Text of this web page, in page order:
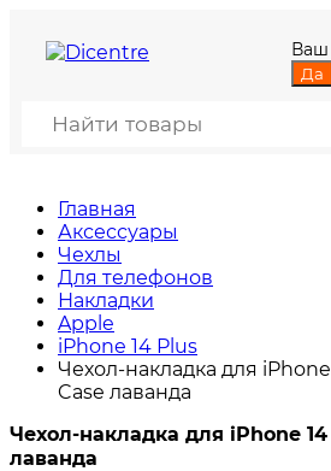
Ваш
Главная
Аксессуары
Чехлы
Для телефонов
Накладки
Apple
iPhone 14 Plus
Чехол-накладка для
Case лаванда
Чехол-накладка для iPhone
лаванда